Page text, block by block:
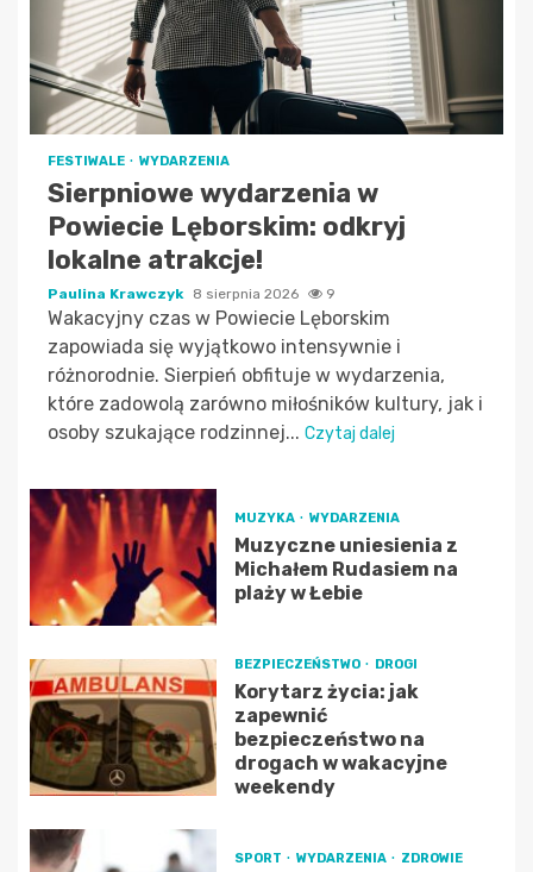
FESTIWALE WYDARZENIA
Sierpniowe wydarzenia w
Powiecie Lęborskim: odkryj
lokalne atrakcje!
Paulina Krawczyk 8 sierpnia 2026 9
Wakacyjny czas w Powiecie Lęborskim
zapowiada się wyjątkowo intensywnie i
różnorodnie. Sierpień obfituje w wydarzenia,
które zadowolą zarówno miłośników kultury, jak i
osoby szukające rodzinnej... Czytaj dalej
MUZYKA WYDARZENIA
Muzyczne uniesienia z
Michałem Rudasiem na
plaży w Łebie
BEZPIECZEŃSTWO DROGI
Korytarz życia: jak
zapewnić
bezpieczeństwo na
drogach w wakacyjne
weekendy
SPORT WYDARZENIA ZDROWIE